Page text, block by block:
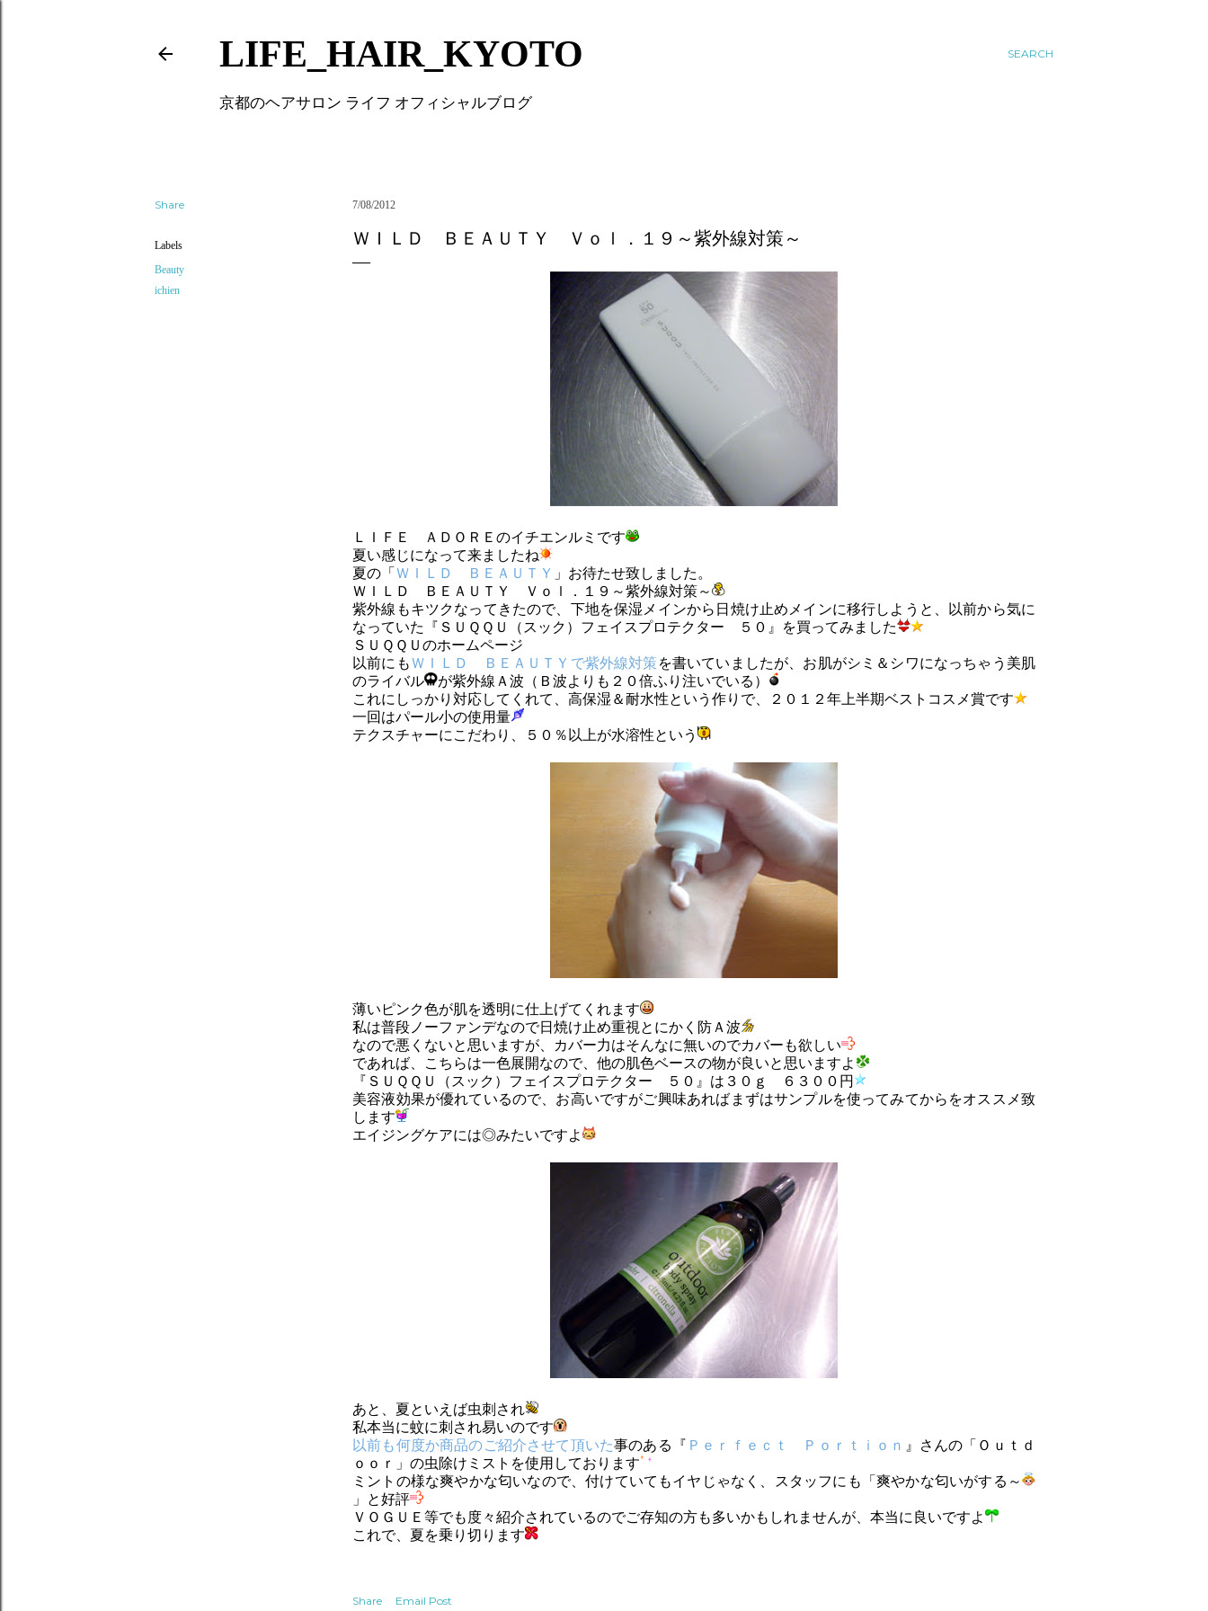
SEARCH
LIFE_HAIR_KYOTO
京都のヘアサロン ライフ オフィシャルブログ
Share
Labels
Beauty
ichien
7/08/2012
ＷＩＬＤ ＢＥＡＵＴＹ Ｖｏｌ．１９～紫外線対策～
ＬＩＦＥ ＡＤＯＲＥのイチエンルミです
夏い感じになって来ましたね
夏の「 ＷＩＬＤ ＢＥＡＵＴＹ 」お待たせ致しました。
ＷＩＬＤ ＢＥＡＵＴＹ Ｖｏｌ．１９～紫外線対策～
紫外線もキツクなってきたので、下地を保湿メインから日焼け止めメインに移行しようと、以前から気に
なっていた『ＳＵＱＱＵ（スック）フェイスプロテクター ５０』を買ってみました
ＳＵＱＱＵのホームページ
以前にもＷＩＬＤ ＢＥＡＵＴＹで紫外線対策を書いていましたが、お肌がシミ＆シワになっちゃう美肌
のライバル
が紫外線Ａ波（Ｂ波よりも２０倍ふり注いでいる）
これにしっかり対応してくれて、高保湿＆耐水性という作りで、２０１２年上半期ベストコスメ賞です
一回はパール小の使用量
テクスチャーにこだわり、５０％以上が水溶性という
薄いピンク色が肌を透明に仕上げてくれます
私は普段ノーファンデなので日焼け止め重視とにかく防Ａ波
なので悪くないと思いますが、カバー力はそんなに無いのでカバーも欲しい
であれば、こちらは一色展開なので、他の肌色ベースの物が良いと思いますよ
『ＳＵＱＱＵ（スック）フェイスプロテクター ５０』は３０ｇ ６３００円
美容液効果が優れているので、お高いですがご興味あればまずはサンプルを使ってみてからをオススメ致
します
エイジングケアには◎みたいですよ
あと、夏といえば虫刺され
私本当に蚊に刺され易いのです
以前も何度か商品のご紹介させて頂いた事のある『 Ｐｅｒｆｅｃｔ Ｐｏｒｔｉｏｎ 』さんの「Ｏｕｔｄ
ｏｏｒ」の虫除けミストを使用しております
ミントの様な爽やかな匂いなので、付けていてもイヤじゃなく、スタッフにも「爽やかな匂いがする～
」と好評
ＶＯＧＵＥ等でも度々紹介されているのでご存知の方も多いかもしれませんが、本当に良いですよ
これで、夏を乗り切ります
Share Email Post